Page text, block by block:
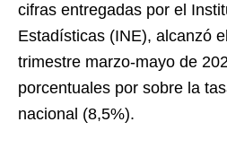
cifras entregadas por el
Estadísticas (INE), alcanzó
trimestre marzo-mayo de
porcentuales por sobre la
nacional (8,5%).